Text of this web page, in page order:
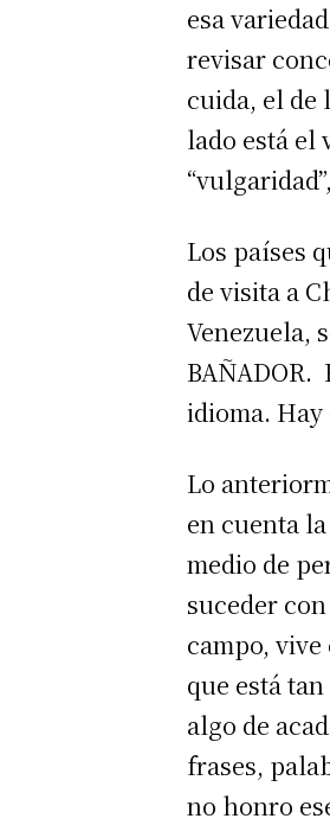
esa
revisar
cuida, el de
lado está el
Los países
de visita a
Venezuela,
BAÑADOR.
idioma.
Lo
en cuenta
medio de
suceder
campo,
que está
algo de
frases,
no honro